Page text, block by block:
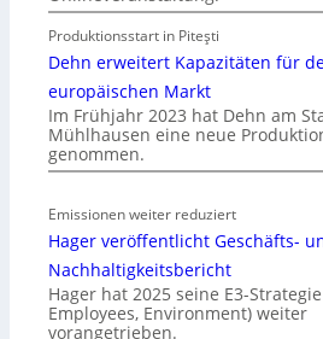
n
w
i
t
h
a
f
i
t
S
y
s
t
.
Produktionsstart in Piteşti
Dehn erweitert Kapazitäten für
europäischen Markt
Im Frühjahr 2023 hat Dehn am
Mühlhausen eine neue
genommen.
Emissionen weiter reduziert
Hager veröffentlicht Geschäfts-
Nachhaltigkeitsbericht
Hager hat 2025 seine E3-
Employees, Environment) weiter
vorangetrieben.